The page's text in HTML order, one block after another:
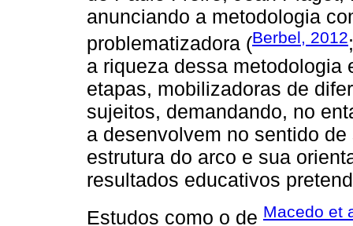
anunciando a metodologia
problematizadora (Berbel, 2012
a riqueza dessa
etapas, mobilizadoras de
sujeitos, demandando, no
a desenvolvem no sentido
estrutura do arco e sua
resultados educativos
Estudos como o de Macedo et